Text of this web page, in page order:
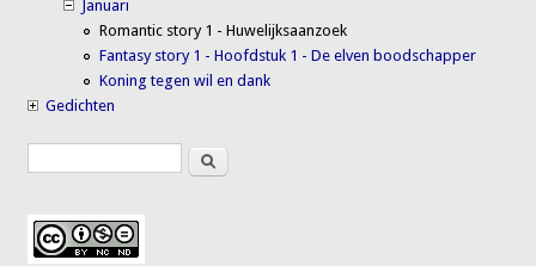
Januari
Romantic story 1 - Huwelijksaanzoek
Fantasy story 1 - Hoofdstuk 1 - De elven boodschapper
Koning tegen wil en dank
Gedichten
Search formSearch